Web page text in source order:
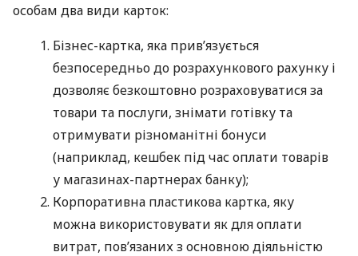
особам два види карток:
Бізнес-картка, яка прив’язується
безпосередньо до розрахункового рахунку і
дозволяє безкоштовно розраховуватися за
товари та послуги, знімати готівку та
отримувати різноманітні бонуси
(наприклад, кешбек під час оплати товарів
у магазинах-партнерах банку);
Корпоративна пластикова картка, яку
можна використовувати як для оплати
витрат, пов’язаних з основною діяльністю